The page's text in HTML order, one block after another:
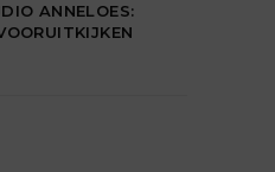
ANNELOES: